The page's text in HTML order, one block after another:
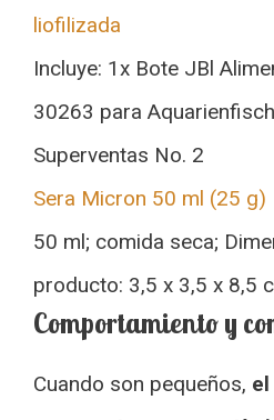
liofilizada
Incluye: 1x Bote JBl
30263 para
Superventas No. 2
Sera Micron 50 ml (25 g)
50 ml; comida seca;
producto: 3,5 x 3,5 x 8,5
Comportamiento y
Cuando son pequeños,